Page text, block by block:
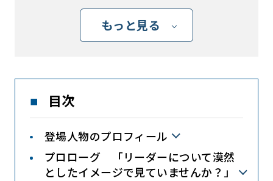
もっと見る
目次
登場人物のプロフィール
プロローグ 「リーダーについて漠然
としたイメージで見ていませんか？」